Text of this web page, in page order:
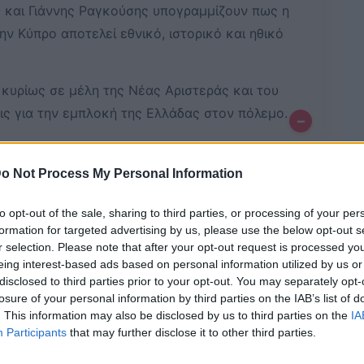
Not Process My Personal Information
opt-out of the sale, sharing to third parties, or processing of your
for targeted advertising by us, please use the below opt-out
selection. Please note that after your opt-out request is processed
interest-based ads based on personal information utilized by us
to third parties prior to your opt-out. You may separately
of your personal information by third parties on the IAB’s list of
This information may also be disclosed by us to third parties on the
Participants that may further disclose it to other third parties.
Γιάννης Ραγκούσης υπογραμμίζουν πως η
αποτελεί εθνικό, ιστορικό και ηθικό
σε μέλη της Νέας Αριστεράς και του
για την εμπλοκή της Ελλάδας στον πόλεμο.
–
ξεκαθαρίζουν την θέση
απαντούν σε δημοσιεύματα περί
εσωτερικό», με αφορμή και την
και Γιάννη Ραγκούση.